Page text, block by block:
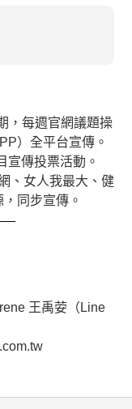
，每週官網議題操
）全平台宣傳。
宣傳投票活動。
、女人我最大、健
同步宣傳。
王禹荌（ Line